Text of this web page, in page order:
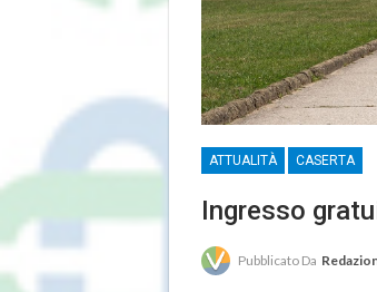
ATTUALITÀ CASERTA
Ingresso
Pubblicato Da